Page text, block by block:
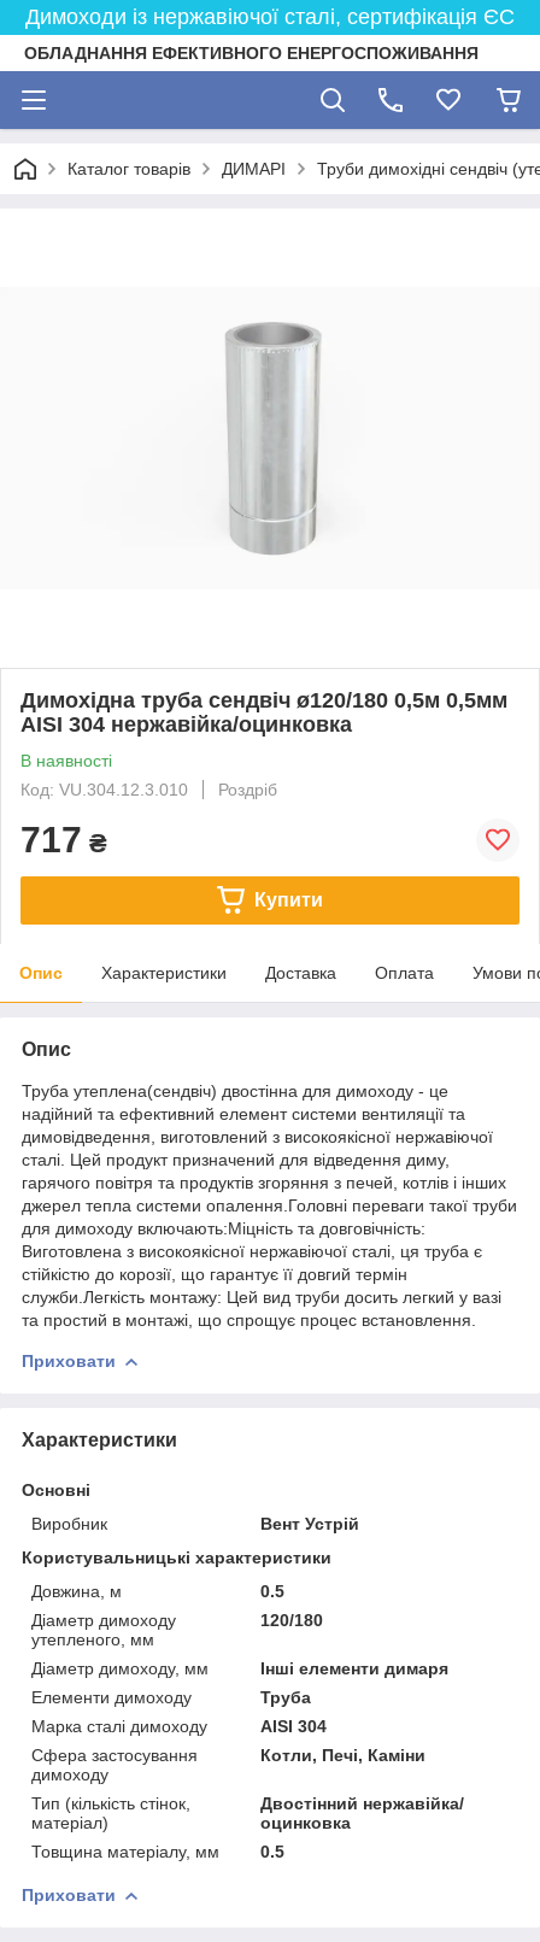
Димоходи із нержавіючої сталі, сертифікація ЄС
ОБЛАДНАННЯ ЕФЕКТИВНОГО ЕНЕРГОСПОЖИВАННЯ
Каталог товарів ДИМАРІ Труби димохідні сендвіч
Димохідна труба сендвіч ø120/180 0,5м 0,5мм
AISI 304 нержавійка/оцинковка
В наявності
Код: VU.304.12.3.010
Роздріб
717 ₴
Купити
Опис Характеристики Доставка Оплата Умови
Опис
Труба утеплена(сендвіч) двостінна для димоходу - це
надійний та ефективний елемент системи вентиляції та
димовідведення, виготовлений з високоякісної нержавіючої
сталі. Цей продукт призначений для відведення диму,
гарячого повітря та продуктів згоряння з печей, котлів і інших
джерел тепла системи опалення.Головні переваги такої труби
для димоходу включають:Міцність та довговічність:
Виготовлена з високоякісної нержавіючої сталі, ця труба є
стійкістю до корозії, що гарантує її довгий термін
служби.Легкість монтажу: Цей вид труби досить легкий у вазі
та простий в монтажі, що спрощує процес встановлення.
Приховати
Характеристики
Основні
Виробник
Вент Устрій
Користувальницькі характеристики
Довжина, м
0.5
Діаметр димоходу
утепленого, мм
120/180
Діаметр димоходу, мм
Інші елементи димаря
Елементи димоходу
Труба
Марка сталі димоходу
AISI 304
Сфера застосування
димоходу
Котли, Печі, Каміни
Тип (кількість стінок,
матеріал)
Двостінний нержавійка/
оцинковка
Товщина матеріалу, мм
0.5
Приховати